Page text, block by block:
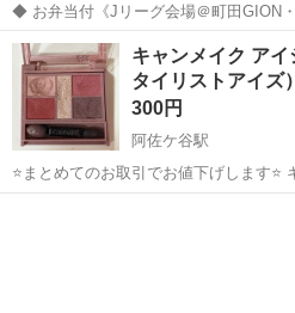
◆ お弁当付《Jリーグ会場＠町田GION
働こう ◆ サッカーリーグの試合会場で警備をお任せ◎ 頑張る選手や
熱いサッカーファンたちと一緒に 熱気
けられるチャンスかも！...
東京 杉並区 警備員
キャンメイク ア
タイリストアイズ）
300円
阿佐ケ谷駅
⭐️まとめてのお取引でお値下げします⭐️ キャンメイク パーフェクトス
タイリストアイズ 14 アンティークルビ